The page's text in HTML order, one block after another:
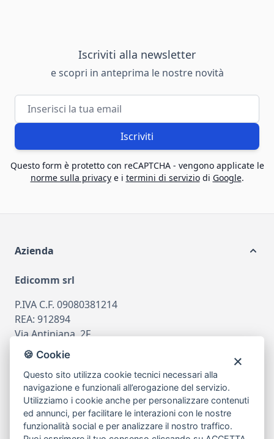
Iscriviti alla newsletter
e scopri in anteprima le nostre novità
Indirizzo email
Iscriviti
Questo form è protetto con reCAPTCHA - vengono applicate le
norme sulla privacye i termini di serviziodi Google.
Azienda
Edicomm srl
P.IVA C.F. 09080381214
REA: 912894
Via Antiniana, 2F
80078 Pozzuoli
tel081.7515380
emailinfo@edicomm.it
Assistenza Clienti
🍪 Cookie
Questo sito utilizza cookie tecnici necessari alla
navigazione e funzionali all’erogazione del servizio.
Utilizziamo i cookie anche per personalizzare contenuti
ed annunci, per facilitare le interazioni con le nostre
funzionalità social e per analizzare il nostro traffico.